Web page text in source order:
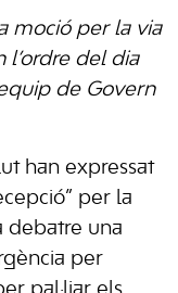
moció per la via
l’ordre del dia
de Govern
han expressat
per la
debatre una
per